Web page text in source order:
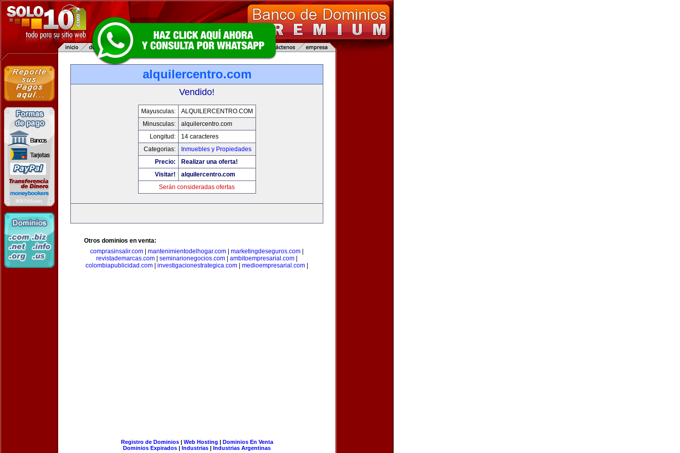
alquilercentro.com
Vendido!
Mayusculas:
ALQUILERCENTRO.COM
Minusculas:
alquilercentro.com
Longitud:
14 caracteres
Categorias:
Inmuebles y Propiedades
Precio:
Realizar una oferta!
Visitar!
alquilercentro.com
Serán consideradas ofertas
Otros dominios en venta:
comprasinsalir.com
mantenimientodelhogar.com marketingdeseguros.com
revistademarcas.com
seminarionegocios.com ambitoempresarial.com
colombiapublicidad.com
investigacionestrategica.com medioempresarial.com
Registro de Dominios| Web Hosting | Dominios En Venta
Dominios Expirados | Industrias | Industrias Argentinas